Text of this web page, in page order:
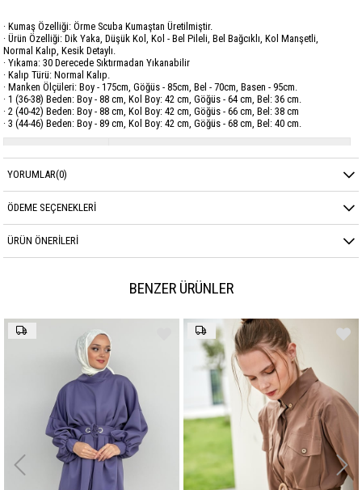
· Kumaş Özelliği: Örme Scuba Kumaştan Üretilmiştir.
· Ürün Özelliği: Dik Yaka, Düşük Kol, Kol - Bel Pileli, Bel Bağcıklı, Kol Manşetli,
Normal Kalıp, Kesik Detaylı.
· Yıkama: 30 Derecede Sıktırmadan Yıkanabilir
· Kalıp Türü: Normal Kalıp.
· Manken Ölçüleri: Boy - 175cm, Göğüs - 85cm, Bel - 70cm, Basen - 95cm.
· 1 (36-38) Beden: Boy - 88 cm, Kol Boy: 42 cm, Göğüs - 64 cm, Bel: 36 cm.
· 2 (40-42) Beden: Boy - 88 cm, Kol Boy: 42 cm, Göğüs - 66 cm, Bel: 38 cm
· 3 (44-46) Beden: Boy - 89 cm, Kol Boy: 42 cm, Göğüs - 68 cm, Bel: 40 cm.
Sezon
Kumaş Cinsi
YORUMLAR(0)
ÖDEME SEÇENEKLERI
ÜRÜN ÖNERILERI
BENZER ÜRÜNLER